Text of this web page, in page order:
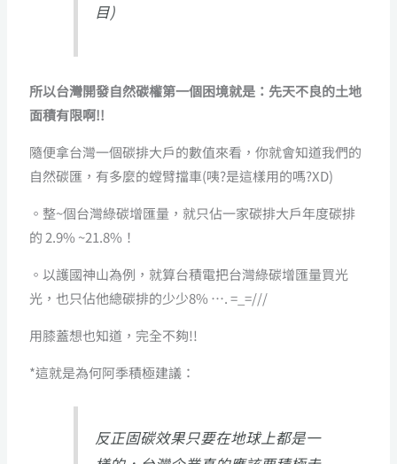
目)
所以台灣開發自然碳權第一個困境就是：先天不良的土地
面積有限啊!!
隨便拿台灣一個碳排大戶的數值來看，你就會知道我們的
自然碳匯，有多麼的螳臂擋車(咦?是這樣用的嗎?XD)
。整~個台灣綠碳增匯量，就只佔一家碳排大戶年度碳排
的 2.9% ~21.8%！
。以護國神山為例，就算台積電把台灣綠碳增匯量買光
光，也只佔他總碳排的少少8% …. =_=///
用膝蓋想也知道，完全不夠!!
*這就是為何阿季積極建議：
反正固碳效果只要在地球上都是一